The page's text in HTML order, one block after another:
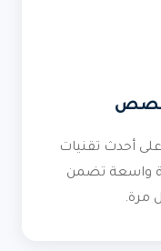
أحدث تقنيات
واسعة تضمن
مرة.